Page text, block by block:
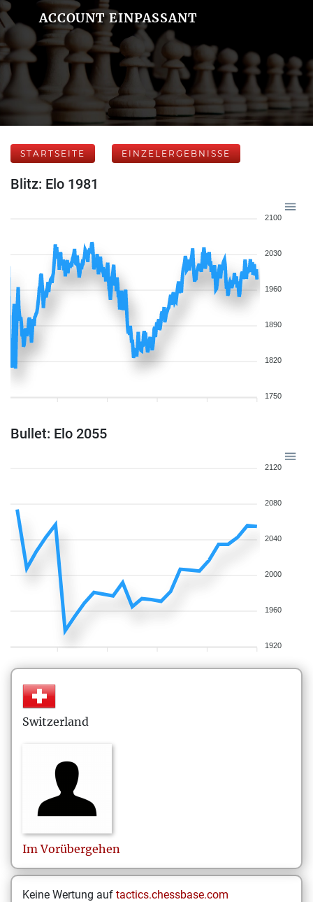
ACCOUNT EINPASSANT
STARTSEITE EINZELERGEBNISSE
Blitz: Elo 1981
2100
2030
1960
1890
1820
1750
Bullet: Elo 2055
2120
2080
2040
2000
1960
1920
Switzerland
Im Vorübergehen
Keine Wertung auf tactics.chessbase.com